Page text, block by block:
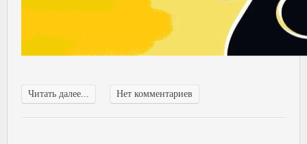
Читать далее... Нет комментариев